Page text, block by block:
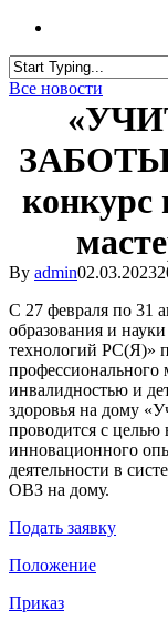
Все новости
конкурс
By admin02.03.2023
С 27 февраля по 31
образования и
технологий РС(Я)»
профессионального
инвалидностью и
здоровья на дому
проводится с целью
инновационного
деятельности в
ОВЗ на дому.
Подать заявку
Положение
Приказ